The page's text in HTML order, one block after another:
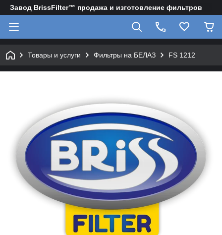
Завод BrissFilter™ продажа и изготовление фильтров
Товары и услуги Фильтры на БЕЛАЗ FS 1212